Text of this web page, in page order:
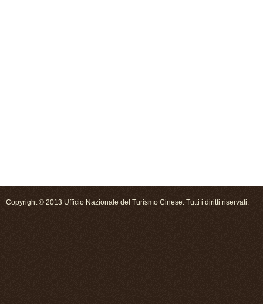
Copyright © 2013 Ufficio Nazionale del Turismo Cinese. Tutti i diritti riservati.